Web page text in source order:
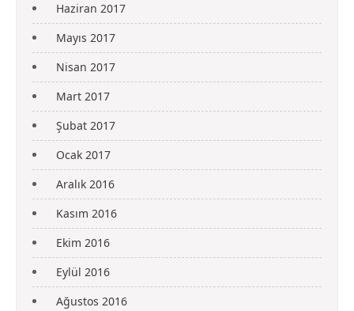
Haziran 2017
Mayıs 2017
Nisan 2017
Mart 2017
Şubat 2017
Ocak 2017
Aralık 2016
Kasım 2016
Ekim 2016
Eylül 2016
Ağustos 2016